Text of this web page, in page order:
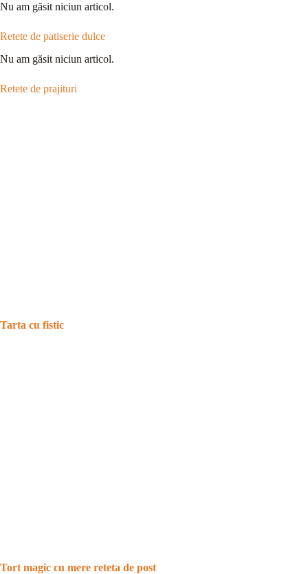
Nu am găsit niciun articol.
Retete de patiserie dulce
Nu am găsit niciun articol.
Retete de prajituri
Tarta cu fistic
Tort magic cu mere reteta de post